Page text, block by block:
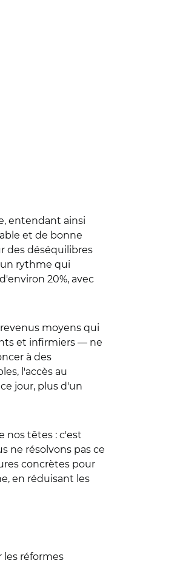
entendant ainsi
et de bonne
des déséquilibres
un rythme qui
20%, avec
moyens qui
et infirmiers — ne
à des
l'accès au
jour, plus d'un
nos têtes : c'est
ne résolvons pas ce
concrètes pour
en réduisant les
réformes